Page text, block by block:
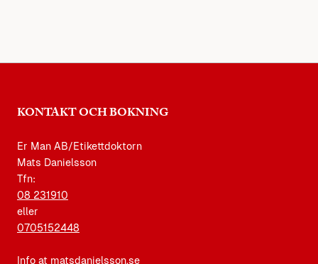
KONTAKT OCH BOKNING
Er Man AB/Etikettdoktorn
Mats Danielsson
Tfn:
08 231910
eller
0705152448
Info at matsdanielsson.se